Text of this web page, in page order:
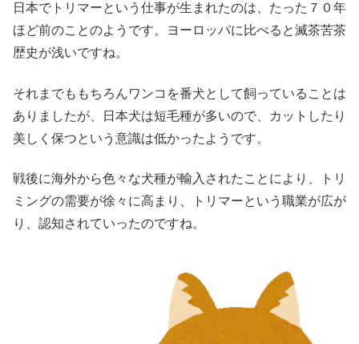
日本でトリマーという仕事が生まれたのは、たった７０年
ほど前のことのようです。ヨーロッパに比べると滅茶苦茶
歴史が浅いですね。
それまでももちろんワンコを番犬として飼っていることは
ありましたが、日本犬は短毛種が多いので、カットしたり
美しく保つという意識は低かったようです。
戦後に海外から色々な犬種が輸入されたことにより、トリ
ミングの需要が徐々に高まり、トリマーという職業が広が
り、認知されていったのですね。